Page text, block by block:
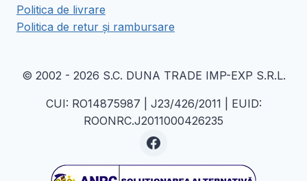
Politica de livrare
Politica de retur și rambursare
© 2002 - 2026 S.C. DUNA TRADE IMP-EXP S.R.L.
CUI: RO14875987 | J23/426/2011 | EUID:
ROONRC.J2011000426235